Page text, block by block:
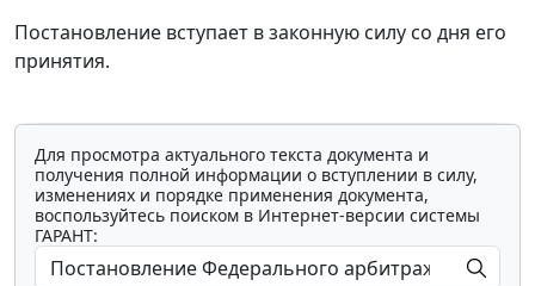
Постановление вступает в законную силу со дня его
принятия.
Для просмотра актуального текста документа и
получения полной информации о вступлении в силу,
изменениях и порядке применения документа,
воспользуйтесь поиском в Интернет-версии системы
ГАРАНТ: